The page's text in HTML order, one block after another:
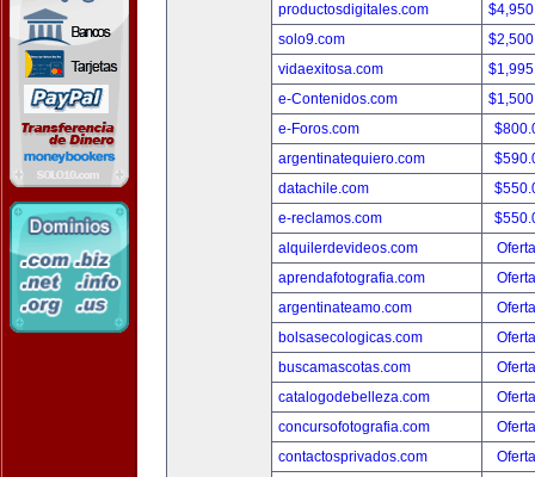
productosdigitales.com
solo9.com
vidaexitosa.com
e-Contenidos.com
e-Foros.com
argentinatequiero.com
datachile.com
e-reclamos.com
alquilerdevideos.com
aprendafotografia.com
argentinateamo.com
bolsasecologicas.com
buscamascotas.com
catalogodebelleza.com
concursofotografia.com
contactosprivados.com